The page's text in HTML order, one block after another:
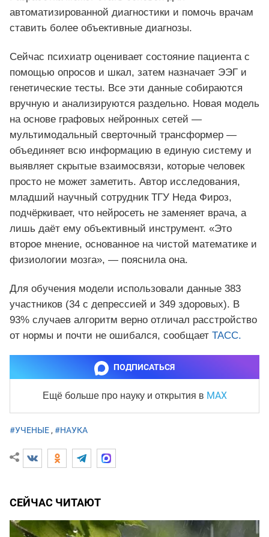
автоматизированной диагностики и помочь врачам
ставить более объективные диагнозы.
Сейчас психиатр оценивает состояние пациента с
помощью опросов и шкал, затем назначает ЭЭГ и
генетические тесты. Все эти данные собираются
вручную и анализируются раздельно. Новая модель
на основе графовых нейронных сетей —
мультимодальный сверточный трансформер —
объединяет всю информацию в единую систему и
выявляет скрытые взаимосвязи, которые человек
просто не может заметить. Автор исследования,
младший научный сотрудник ТГУ Неда Фироз,
подчёркивает, что нейросеть не заменяет врача, а
лишь даёт ему объективный инструмент. «Это
второе мнение, основанное на чистой математике и
физиологии мозга», — пояснила она.
Для обучения модели использовали данные 383
участников (34 с депрессией и 349 здоровых). В
93% случаев алгоритм верно отличал расстройство
от нормы и почти не ошибался, сообщает ТАСС.
ПОДПИСАТЬСЯ
Ещё больше про науку и открытия в MAX
#УЧЕНЫЕ, #НАУКА
СЕЙЧАС ЧИТАЮТ